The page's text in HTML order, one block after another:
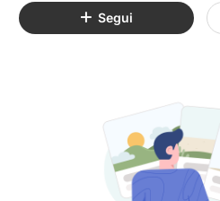
du vélo basée sur le plaisir, la
Nous croyons fermement que
Segui